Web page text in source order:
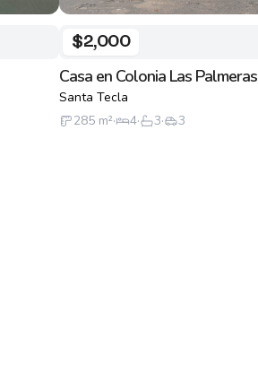
$2,000
Casa en Colonia Las Palmeras
Santa Tecla
285 m²· 4· 3· 3